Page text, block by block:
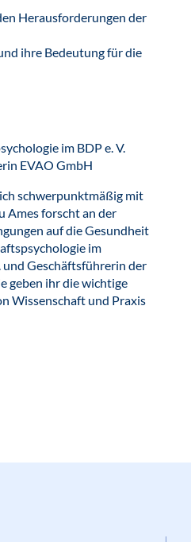
Herausforderungen der
ihre Bedeutung für die
im BDP e. V.
EVAO GmbH
schwerpunktmäßig mit
Ames forscht an der
auf die Gesundheit
im
und Geschäftsführerin der
geben ihr die wichtige
Wissenschaft und Praxis